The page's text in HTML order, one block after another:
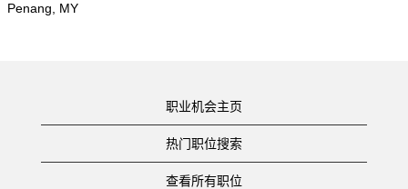
Penang, MY
职业机会主页
热门职位搜索
查看所有职位